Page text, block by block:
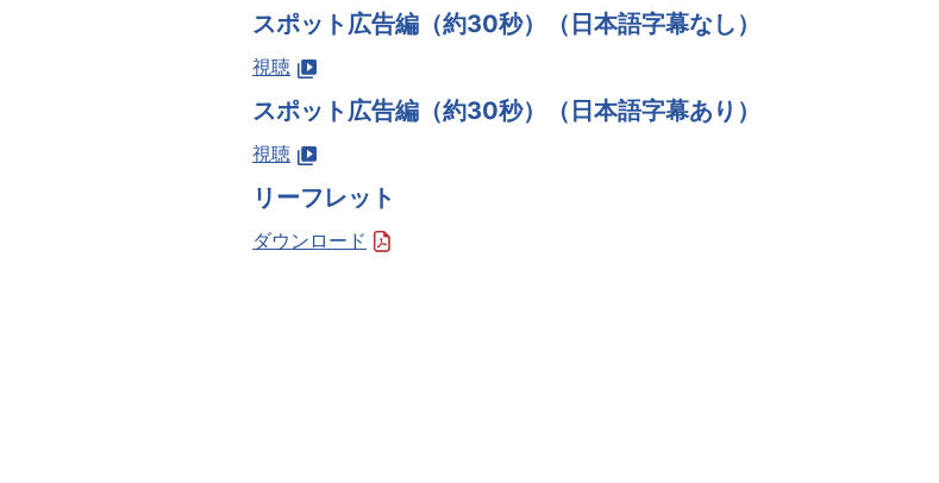
スポット広告編（約30秒）（日本語字幕なし）
視聴
スポット広告編（約30秒）（日本語字幕あり）
視聴
リーフレット
ダウンロード